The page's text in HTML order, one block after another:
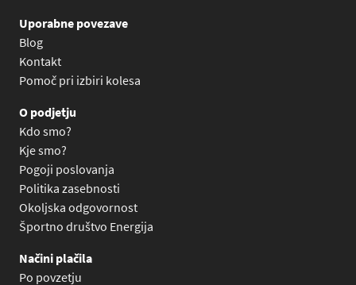
Uporabne povezave
Blog
Kontakt
Pomoč pri izbiri kolesa
O podjetju
Kdo smo?
Kje smo?
Pogoji poslovanja
Politika zasebnosti
Okoljska odgovornost
Športno društvo Energija
Načini plačila
Po povzetju